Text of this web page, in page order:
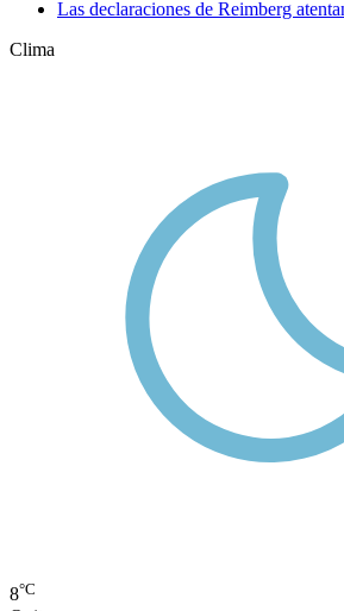
Las declaraciones de Reimberg
Clima
8°C